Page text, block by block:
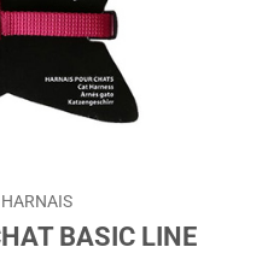
HARNAIS
BASIC LINE